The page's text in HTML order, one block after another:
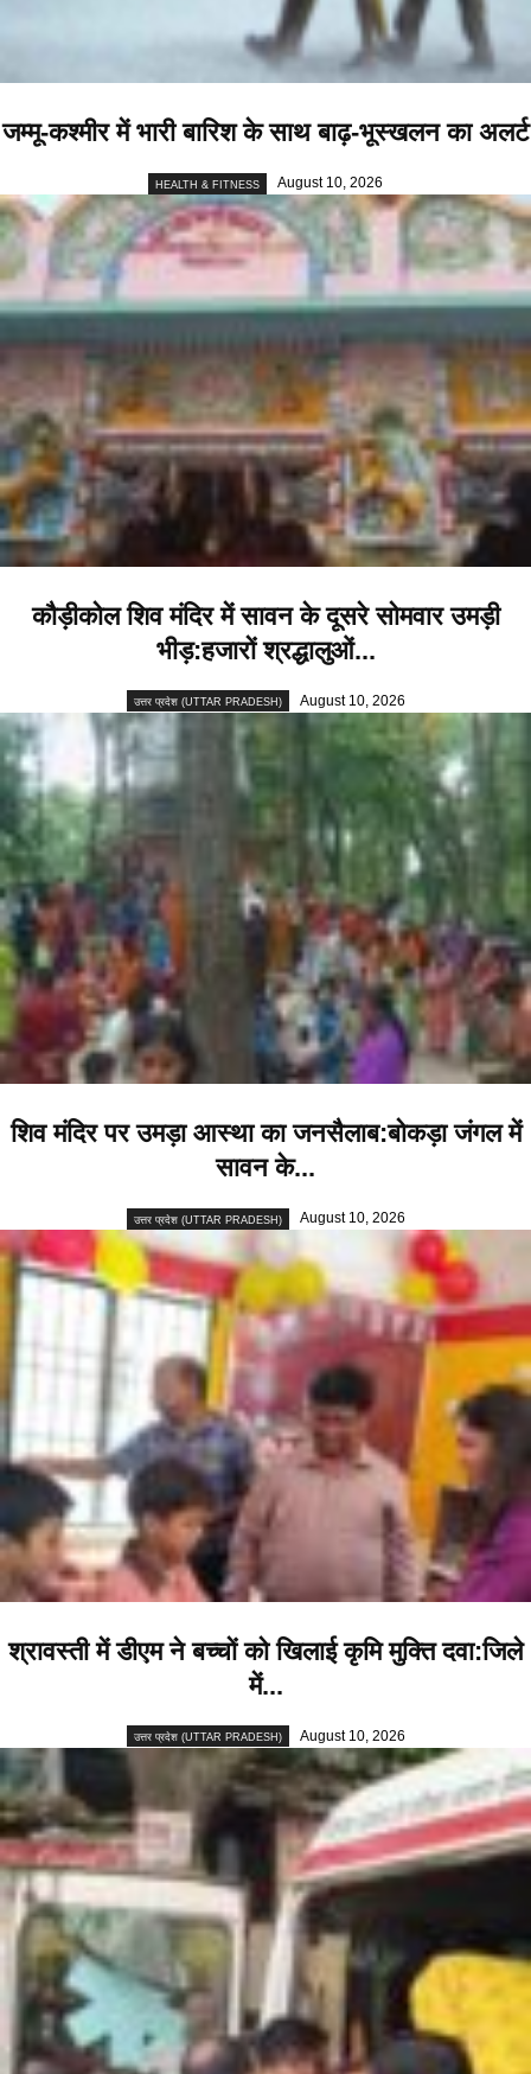
जम्मू-कश्मीर में भारी बारिश के साथ बाढ़-भूस्खलन का अलर्ट
HEALTH & FITNESS August 10, 2026
कौड़ीकोल शिव मंदिर में सावन के दूसरे सोमवार उमड़ी
भीड़:हजारों श्रद्धालुओं...
उत्तर प्रदेश (UTTAR PRADESH) August 10, 2026
शिव मंदिर पर उमड़ा आस्था का जनसैलाब:बोकड़ा जंगल में
सावन के...
उत्तर प्रदेश (UTTAR PRADESH) August 10, 2026
श्रावस्ती में डीएम ने बच्चों को खिलाई कृमि मुक्ति दवा:जिले
में...
उत्तर प्रदेश (UTTAR PRADESH) August 10, 2026